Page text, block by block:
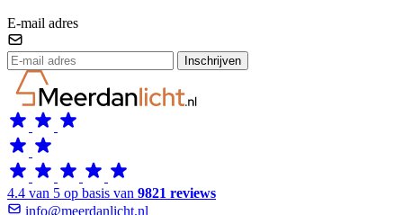
E-mail adres
Inschrijven
4.4 van 5 op basis van 9821 reviews
info@meerdanlicht.nl